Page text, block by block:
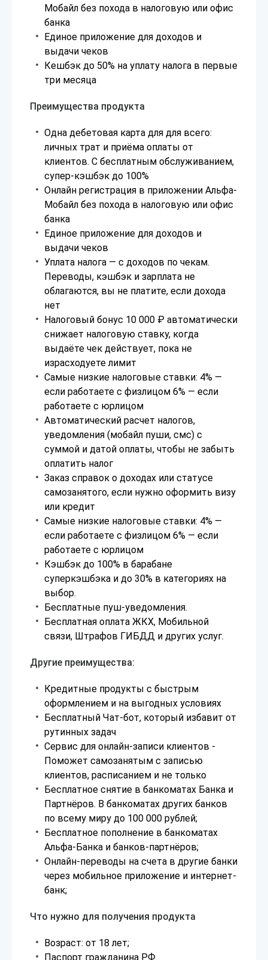
Мобайл без похода в налоговую или офис
банка
Единое приложение для доходов и
выдачи чеков
Кешбэк до 50% на уплату налога в первые
три месяца
Преимущества продукта
Одна дебетовая карта для для всего:
личных трат и приёма оплаты от
клиентов. С бесплатным обслуживанием,
супер-кэшбэк до 100%
Онлайн регистрация в приложении Альфа-
Мобайл без похода в налоговую или офис
банка
Единое приложение для доходов и
выдачи чеков
Уплата налога — с доходов по чекам.
Переводы, кэшбэк и зарплата не
облагаются, вы не платите, если дохода
нет
Налоговый бонус 10 000 ₽ автоматически
снижает налоговую ставку, когда
выдаёте чек действует, пока не
израсходуете лимит
Самые низкие налоговые ставки: 4% —
если работаете с физлицом 6% — если
работаете с юрлицом
Автоматический расчет налогов,
уведомления (мобайл пуши, смс) с
суммой и датой оплаты, чтобы не забыть
оплатить налог
Заказ справок о доходах или статусе
самозанятого, если нужно оформить визу
или кредит
Самые низкие налоговые ставки: 4% —
если работаете с физлицом 6% — если
работаете с юрлицом
Кэшбэк до 100% в барабане
суперкэшбэка и до 30% в категориях на
выбор.
Бесплатные пуш-уведомления.
Бесплатная оплата ЖКХ, Мобильной
связи, Штрафов ГИБДД и других услуг.
Другие преимущества:
Кредитные продукты с быстрым
оформлением и на выгодных условиях
Бесплатный Чат-бот, который избавит от
рутинных задач
Сервис для онлайн-записи клиентов -
Поможет самозанятым с записью
клиентов, расписанием и не только
Бесплатное снятие в банкоматах Банка и
Партнёров. В банкоматах других банков
по всему миру до 100 000 рублей;
Бесплатное пополнение в банкоматах
Альфа-Банка и банков-партнёров;
Онлайн-переводы на счета в другие банки
через мобильное приложение и интернет-
банк;
Что нужно для получения продукта
Возраст: от 18 лет;
Паспорт гражданина РФ.